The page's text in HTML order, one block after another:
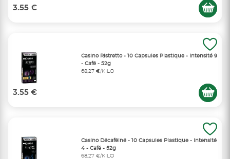
3.55 €
Casino Ristretto - 10 Capsules Plastique - Intensité 9
- Café - 52g
68,27 €/KILO
3.55 €
Casino Décaféiné - 10 Capsules Plastique - Intensité
4 - Café - 52g
68,27 €/KILO